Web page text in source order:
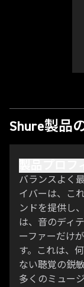
Shure製品
バランスよく
イバーは、こ
ンドを提供し
は、音のディ
ーファーだけ
す。これは、
ない聴覚の鋭
多くのミュー